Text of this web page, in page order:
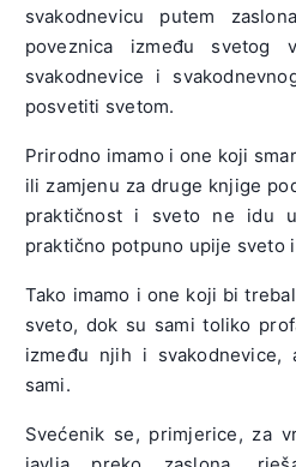
svakodnevicu putem
poveznica između svetog
svakodnevice i
posvetiti svetom.
Prirodno imamo i one koji
ili zamjenu za druge knjige
praktičnost i sveto ne idu
praktično potpuno upije sveto
Tako imamo i one koji bi
sveto, dok su sami toliko
između njih i
sami.
Svećenik se, primjerice, za